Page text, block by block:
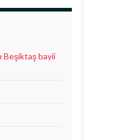
Beşiktaş bayii